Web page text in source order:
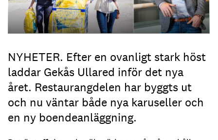
NYHETER. Efter en ovanligt stark höst
laddar Gekås Ullared inför det nya
året. Restaurangdelen har byggts ut
och nu väntar både nya karuseller och
en ny boendeanläggning.